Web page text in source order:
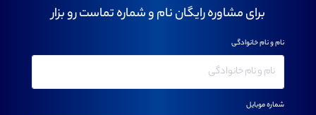
برای مشاوره رایگان نام و شماره تماست رو بزار
نام و نام خانوادگی
شماره موبایل